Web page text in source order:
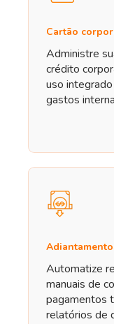
Cartão
Administre
crédito
uso
gastos
Automatize
manuais de
pagamentos
relatórios de